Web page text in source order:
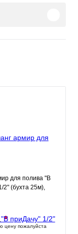
для полива "В
2" (бухта 25м),
*
цену пожалуйста